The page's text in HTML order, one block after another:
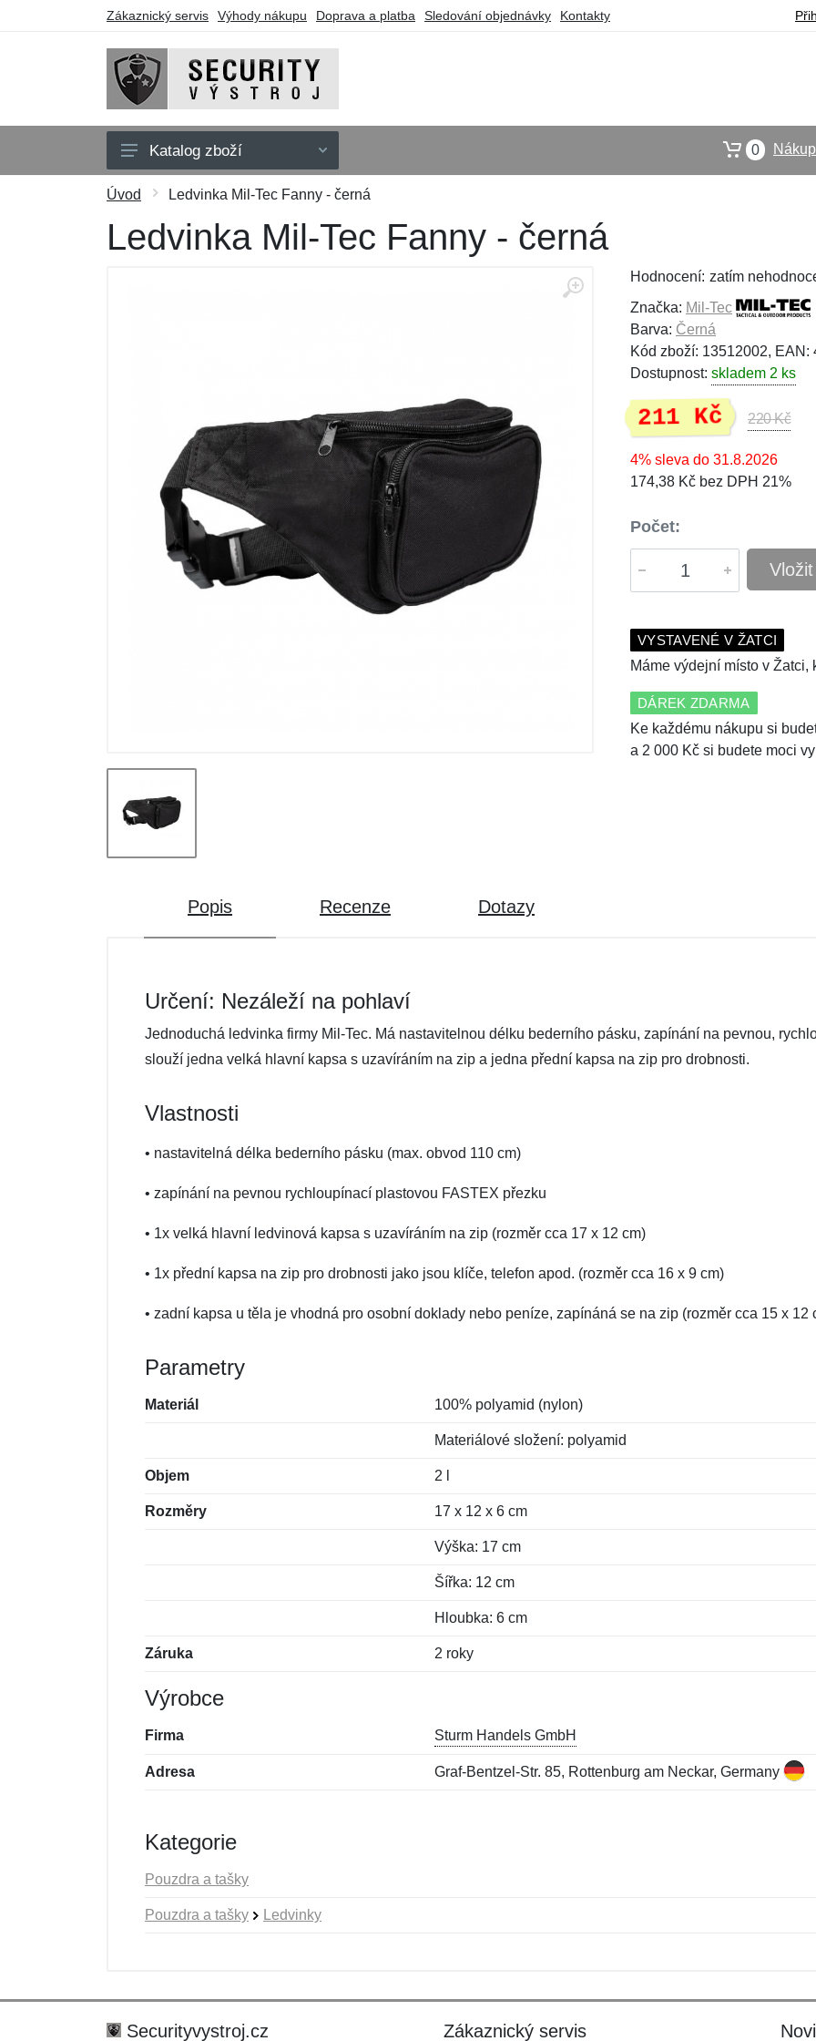
Zákaznický servis Výhody nákupu Doprava a platba Sledování objednávky Kontakty
Oblečení
Doplňky
Katalog zboží 0
Úvod Ledvinka Mil-Tec Fanny - černá
Ledvinka Mil-Tec Fanny - černá
Hodnocení: zatím
Značka: Mil-Tec
Barva: Černá
Kód zboží: 13512002, EAN:
Dostupnost: skladem 2 ks
211 Kč 220 Kč
4% sleva do 31.8.2026
174,38 Kč bez DPH 21%
Počet:
VYSTAVENÉ V ŽATCI
Máme výdejní místo v
DÁREK ZDARMA
Ke každému nákupu si
a 2 000 Kč si budete moci
Popis Recenze Dotazy
Určení: Nezáleží na pohlaví
Jednoduchá ledvinka firmy Mil-Tec. Má nastavitelnou délku bederního pásku, zapínání na pevnou,
slouží jedna velká hlavní kapsa s uzavíráním na zip a jedna přední kapsa na zip pro drobnosti.
Vlastnosti
• nastavitelná délka bederního pásku (max. obvod 110 cm)
• zapínání na pevnou rychloupínací plastovou FASTEX přezku
• 1x velká hlavní ledvinová kapsa s uzavíráním na zip (rozměr cca 17 x 12 cm)
• 1x přední kapsa na zip pro drobnosti jako jsou klíče, telefon apod. (rozměr cca 16 x 9 cm)
• zadní kapsa u těla je vhodná pro osobní doklady nebo peníze, zapínáná se na zip (rozměr cca 15 x 12
Parametry
Materiál 100% polyamid (nylon)
Materiálové složení: polyamid
Objem 2 l
Rozměry 17 x 12 x 6 cm
Výška: 17 cm
Šířka: 12 cm
Hloubka: 6 cm
Záruka 2 roky
Výrobce
Firma Sturm Handels GmbH
Adresa Graf-Bentzel-Str. 85, Rottenburg am Neckar, Germany
Kategorie
Pouzdra a tašky
Pouzdra a tašky Ledvinky
Securityvystroj.cz Zákaznický servis